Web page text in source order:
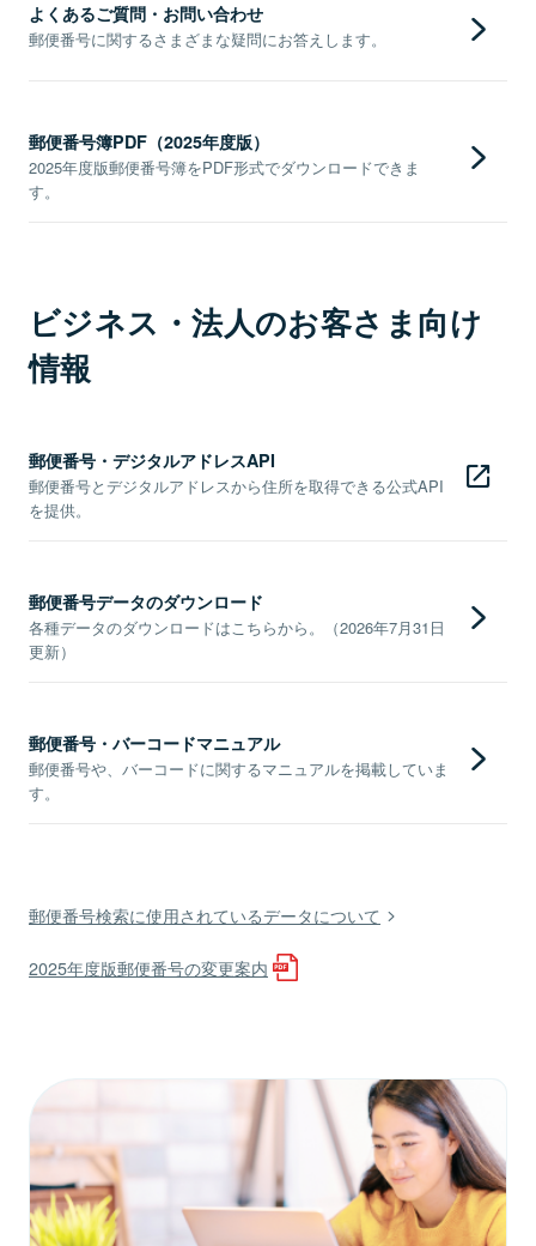
よくあるご質問・お問い合わせ
郵便番号に関するさまざまな疑問にお答えします。
郵便番号簿PDF（2025年度版）
2025年度版郵便番号簿をPDF形式でダウンロードできま
す。
ビジネス・法人のお客さま向け
情報
郵便番号・デジタルアドレスAPI
郵便番号とデジタルアドレスから住所を取得できる公式API
を提供。
郵便番号データのダウンロード
各種データのダウンロードはこちらから。（2026年7月31日
更新）
郵便番号・バーコードマニュアル
郵便番号や、バーコードに関するマニュアルを掲載していま
す。
郵便番号検索に使用されているデータについて
2025年度版郵便番号の変更案内